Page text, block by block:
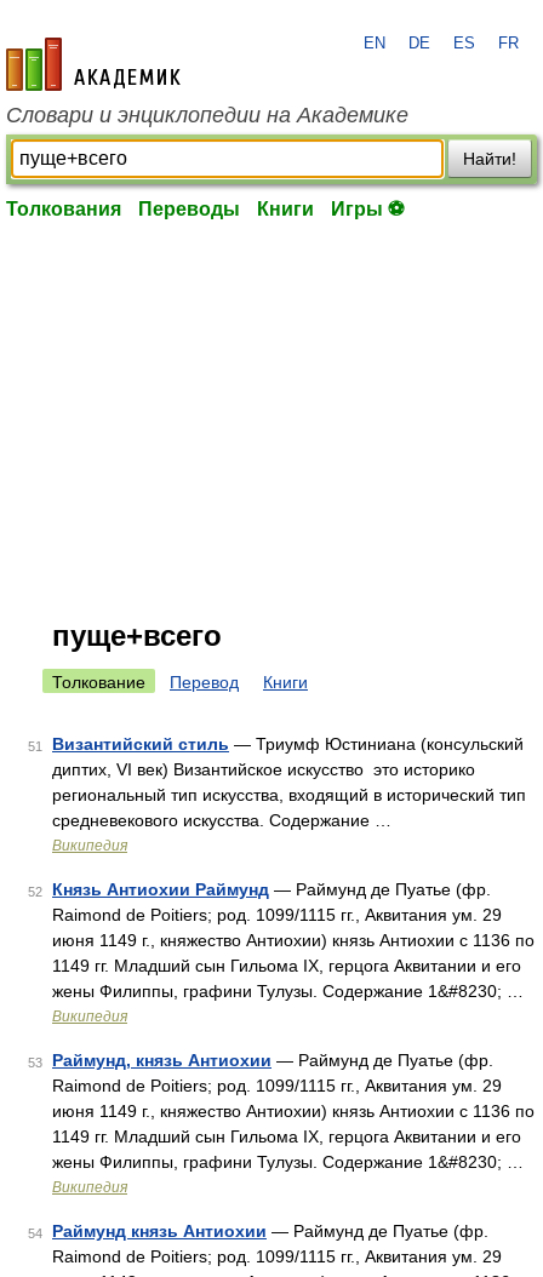
academic.ru
EN DE ES FR
Словари и энциклопедии на Академике
Найти!
Толкования Переводы Книги Игры ⚽
пуще+всего
Толкование Перевод Книги
51 Византийский стиль — Триумф Юстиниана (консульский
диптих, VI век) Византийское искусство это историко
региональный тип искусства, входящий в исторический тип
средневекового искусства. Содержание …
Википедия
52 Князь Антиохии Раймунд — Раймунд де Пуатье (фр.
Raimond de Poitiers; род. 1099/1115 гг., Аквитания ум. 29
июня 1149 г., княжество Антиохии) князь Антиохии с 1136 по
1149 гг. Младший сын Гильома IX, герцога Аквитании и его
жены Филиппы, графини Тулузы. Содержание 1&#8230; …
Википедия
53 Раймунд, князь Антиохии — Раймунд де Пуатье (фр.
Raimond de Poitiers; род. 1099/1115 гг., Аквитания ум. 29
июня 1149 г., княжество Антиохии) князь Антиохии с 1136 по
1149 гг. Младший сын Гильома IX, герцога Аквитании и его
жены Филиппы, графини Тулузы. Содержание 1&#8230; …
Википедия
54 Раймунд князь Антиохии — Раймунд де Пуатье (фр.
Raimond de Poitiers; род. 1099/1115 гг., Аквитания ум. 29